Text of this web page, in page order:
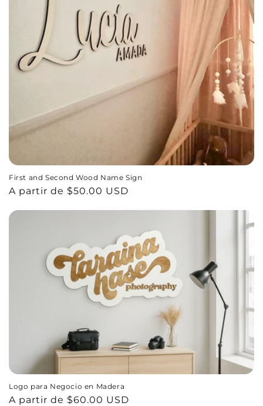
First and Second Wood Name Sign
Precio
A partir de $50.00 USD
Logo para Negocio en Madera
Precio
A partir de $60.00 USD